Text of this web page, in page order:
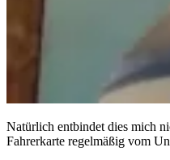
Natürlich entbindet dies mich
Fahrerkarte regelmäßig vom